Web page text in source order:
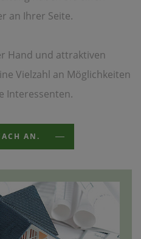
an Ihrer Seite.
Hand und attraktiven
Vielzahl an Möglichkeiten
Interessenten.
AN.